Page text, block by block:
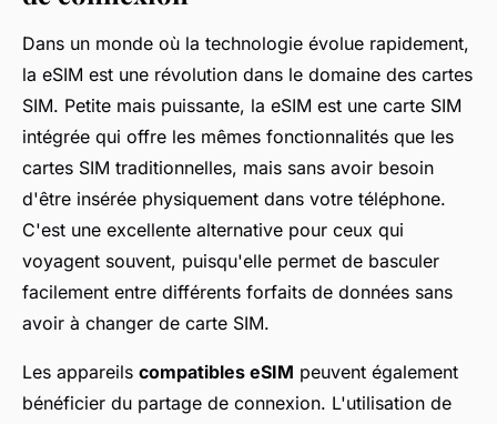
Dans un monde où la technologie évolue rapidement,
la eSIM est une révolution dans le domaine des cartes
SIM. Petite mais puissante, la eSIM est une carte SIM
intégrée qui offre les mêmes fonctionnalités que les
cartes SIM traditionnelles, mais sans avoir besoin
d'être insérée physiquement dans votre téléphone.
C'est une excellente alternative pour ceux qui
voyagent souvent, puisqu'elle permet de basculer
facilement entre différents forfaits de données sans
avoir à changer de carte SIM.
Les appareils compatibles eSIM peuvent également
bénéficier du partage de connexion. L'utilisation de